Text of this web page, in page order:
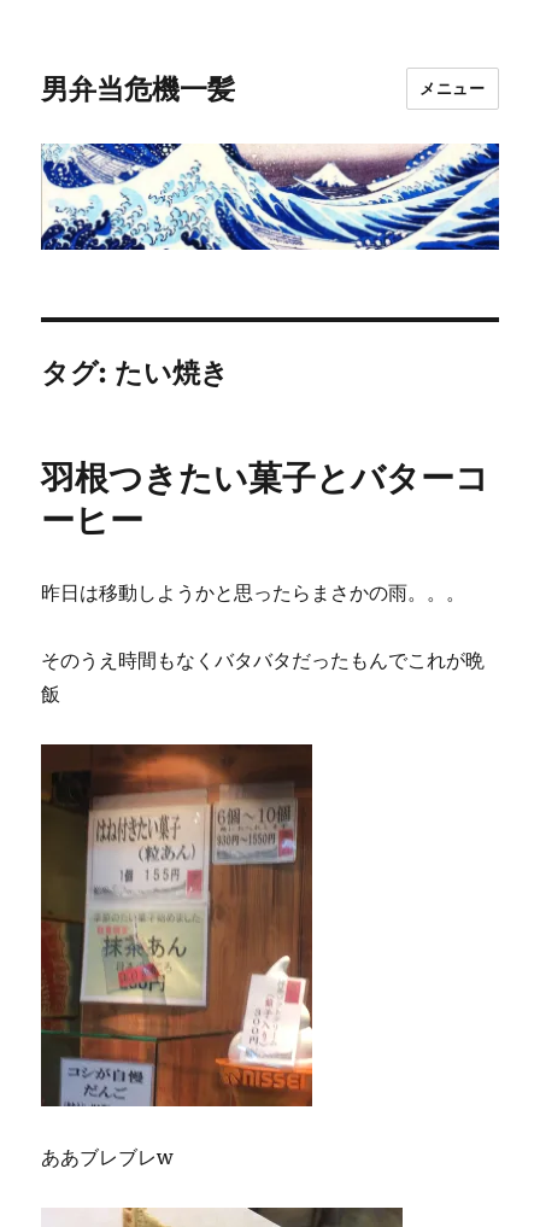
男弁当危機一髪 メニュー
タグ: たい焼き
羽根つきたい菓子とバターコ
ーヒー
昨日は移動しようかと思ったらまさかの雨。。。
そのうえ時間もなくバタバタだったもんでこれが晩
飯
ああブレブレw